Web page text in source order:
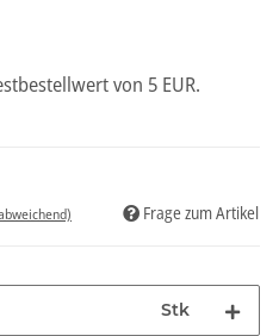
von 5 EUR.
Frage zum Artikel
Stk